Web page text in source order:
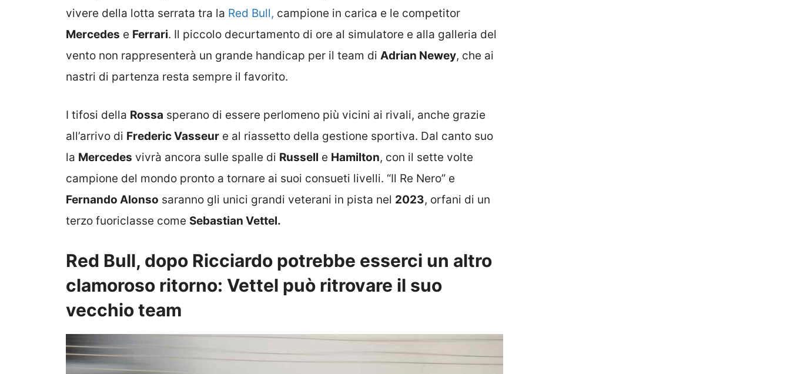
vivere della lotta serrata tra la Red Bull, campione in carica e le competitor
Mercedes e Ferrari. Il piccolo decurtamento di ore al simulatore e alla galleria del
vento non rappresenterà un grande handicap per il team di Adrian Newey, che ai
nastri di partenza resta sempre il favorito.
I tifosi della Rossa sperano di essere perlomeno più vicini ai rivali, anche grazie
all’arrivo di Frederic Vasseur e al riassetto della gestione sportiva. Dal canto suo
la Mercedes vivrà ancora sulle spalle di Russell e Hamilton, con il sette volte
campione del mondo pronto a tornare ai suoi consueti livelli. “Il Re Nero” e
Fernando Alonso saranno gli unici grandi veterani in pista nel 2023, orfani di un
terzo fuoriclasse come Sebastian Vettel.
Red Bull, dopo Ricciardo potrebbe esserci un altro
clamoroso ritorno: Vettel può ritrovare il suo
vecchio team